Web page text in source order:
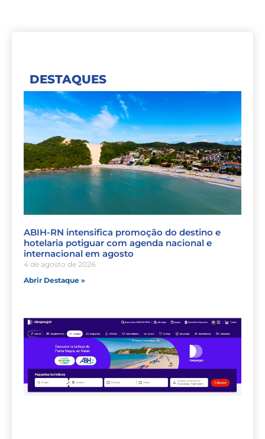
DESTAQUES
ABIH-RN intensifica promoção do destino e
hotelaria potiguar com agenda nacional e
internacional em agosto
4 de agosto de 2026
Abrir Destaque »